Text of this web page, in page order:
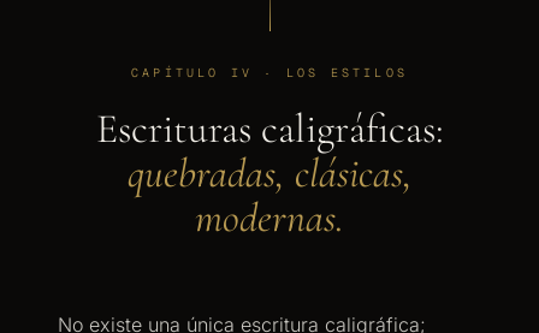
CAPÍTULO IV · LOS ESTILOS
Escrituras caligráficas:
quebradas, clásicas,
modernas.
No existe una única escritura caligráfica;